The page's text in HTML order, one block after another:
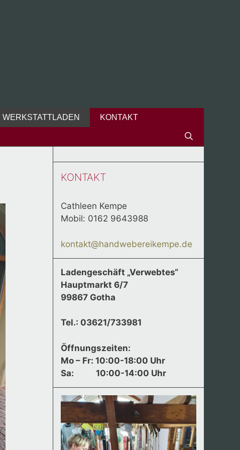
WERKSTATTLADEN KONTAKT
KONTAKT
Cathleen Kempe
Mobil: 0162 9643988
kontakt@handwebereikempe.de
Ladengeschäft „Verwebtes“
Hauptmarkt 6/7
99867 Gotha
Tel.: 03621/733981
Öffnungszeiten:
Mo – Fr: 10:00-18:00 Uhr
Sa: 10:00-14:00 Uhr